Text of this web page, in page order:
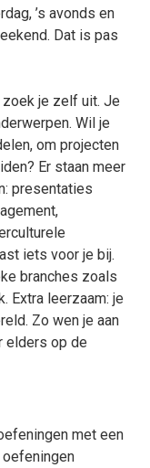
’s avonds en
Dat is pas
je zelf uit. Je
Wil je
om projecten
Er staan meer
presentaties
iets voor je bij.
branches zoals
Extra leerzaam: je
Zo wen je aan
elders op de
met een